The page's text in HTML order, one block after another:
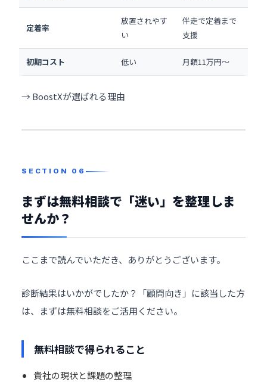
定着率
放置されやす
い
伴走で定着まで
支援
初期コスト 低い 月額11万円〜
→ BoostXが選ばれる理由
まずは無料相談で「迷い」を整理しま
せんか？
ここまで読んでいただき、ありがとうございます。
診断結果はいかがでしたか？「顧問向き」に該当した方
は、まずは無料相談をご活用ください。
無料相談で得られること
貴社の現状と課題の整理